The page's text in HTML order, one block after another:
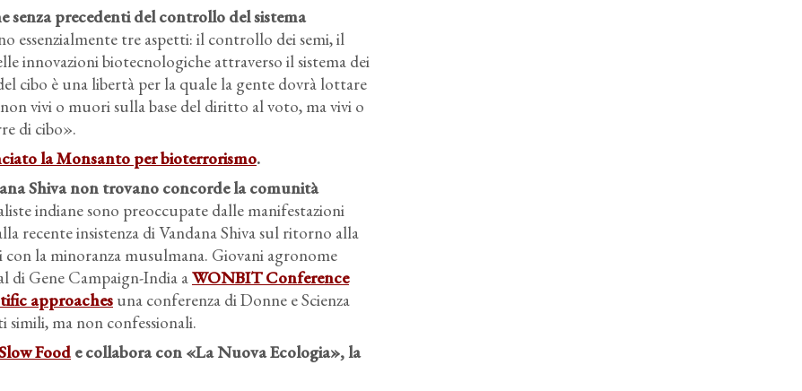
precedenti del controllo del sistema
essenzialmente tre aspetti: il controllo dei semi, il
innovazioni biotecnologiche attraverso il sistema dei
cibo è una libertà per la quale la gente dovrà lottare
vivi o muori sulla base del diritto al voto, ma vivi o
di cibo».
la Monsanto per bioterrorismo.
Shiva non trovano concorde la comunità
indiane sono preoccupate dalle manifestazioni
recente insistenza di Vandana Shiva sul ritorno alla
la minoranza musulmana. Giovani agronome
di Gene Campaign-India aWONBIT Conference
approaches una conferenza di Donne e Scienza
ma non confessionali.
Food e collabora con «La Nuova Ecologia», la